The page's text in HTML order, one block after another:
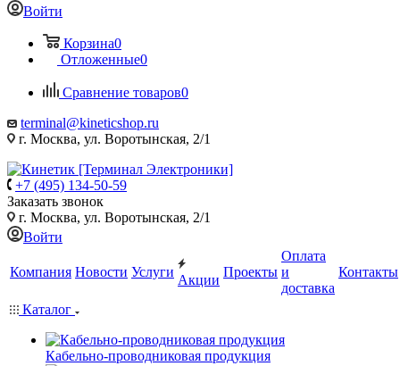
Войти
Корзина0
Отложенные0
Сравнение товаров0
terminal@kineticshop.ru
г. Москва, ул. Воротынская, 2/1
+7 (495) 134-50-59
Заказать звонок
г. Москва, ул. Воротынская, 2/1
Войти
Компания Новости Услуги
Акции
Проекты
Оплата
и
доставка
Контакты
Каталог
Кабельно-проводниковая продукция